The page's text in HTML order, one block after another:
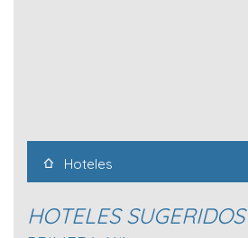
Hoteles
HOTELES SUGERIDOS